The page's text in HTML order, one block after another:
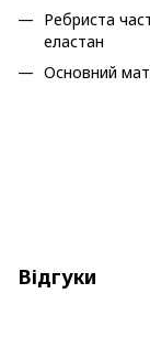
Ребриста
еластан
Основний
Відгуки